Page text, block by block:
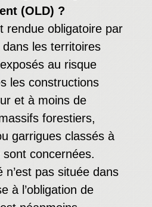
(OLD) ?
rendue obligatoire par
les territoires
au risque
les constructions
et à moins de
forestiers,
garrigues classés à
sont concernées.
n’est pas située dans
à l’obligation de